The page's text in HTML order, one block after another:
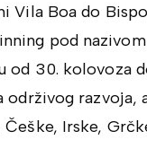
Vila Boa do
pod
od 30. kolovoza
održivog razvoja,
Irske,